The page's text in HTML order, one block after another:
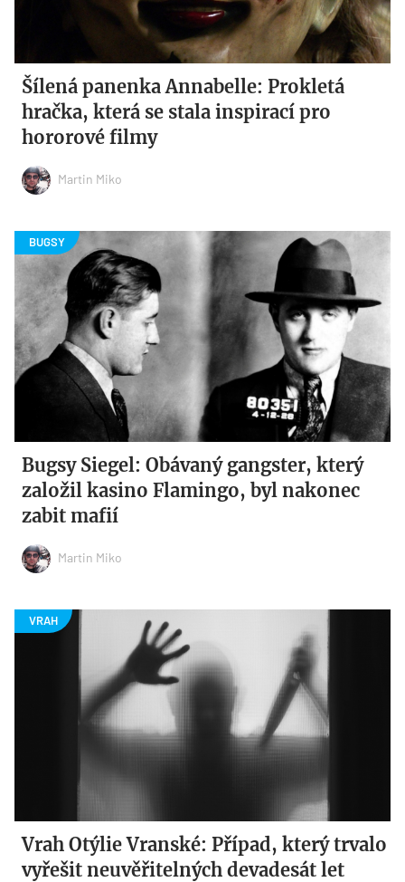
Šílená panenka Annabelle: Prokletá
hračka, která se stala inspirací pro
hororové filmy
Martin Miko
Bugsy Siegel: Obávaný gangster, který
založil kasino Flamingo, byl nakonec
zabit mafií
Martin Miko
Vrah Otýlie Vranské: Případ, který trvalo
vyřešit neuvěřitelných devadesát let